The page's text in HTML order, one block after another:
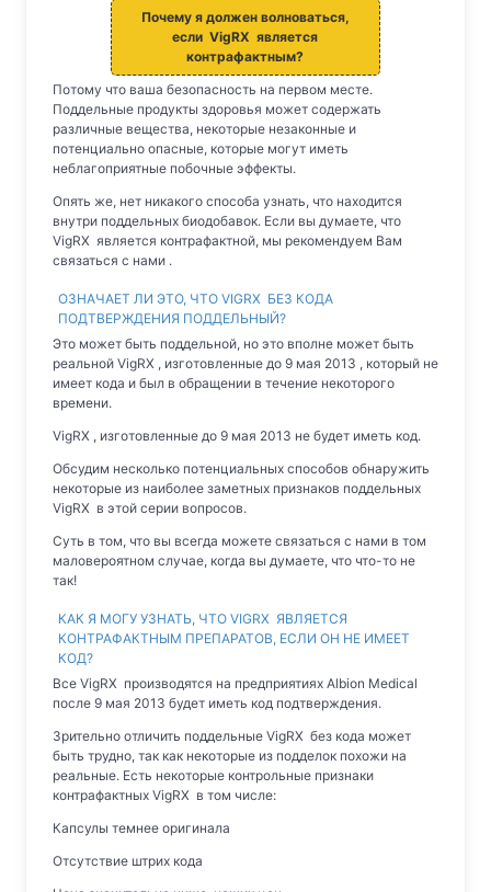
Почему я должен волноваться,
если VigRX является
контрафактным?
Потому что ваша безопасность на первом месте.
Поддельные продукты здоровья может содержать
различные вещества, некоторые незаконные и
потенциально опасные, которые могут иметь
неблагоприятные побочные эффекты.
Опять же, нет никакого способа узнать, что находится
внутри поддельных биодобавок. Если вы думаете, что
VigRX является контрафактной, мы рекомендуем Вам
связаться с нами .
ОЗНАЧАЕТ ЛИ ЭТО, ЧТО VIGRX БЕЗ КОДА
ПОДТВЕРЖДЕНИЯ ПОДДЕЛЬНЫЙ?
Это может быть поддельной, но это вполне может быть
реальной VigRX , изготовленные до 9 мая 2013 , который не
имеет кода и был в обращении в течение некоторого
времени.
VigRX , изготовленные до 9 мая 2013 не будет иметь код.
Обсудим несколько потенциальных способов обнаружить
некоторые из наиболее заметных признаков поддельных
VigRX в этой серии вопросов.
Суть в том, что вы всегда можете связаться с нами в том
маловероятном случае, когда вы думаете, что что-то не
так!
КАК Я МОГУ УЗНАТЬ, ЧТО VIGRX ЯВЛЯЕТСЯ
КОНТРАФАКТНЫМ ПРЕПАРАТОВ, ЕСЛИ ОН НЕ ИМЕЕТ
КОД?
Все VigRX производятся на предприятиях Albion Medical
после 9 мая 2013 будет иметь код подтверждения.
Зрительно отличить поддельные VigRX без кода может
быть трудно, так как некоторые из подделок похожи на
реальные. Есть некоторые контрольные признаки
контрафактных VigRX в том числе:
Капсулы темнее оригинала
Отсутствие штрих кода